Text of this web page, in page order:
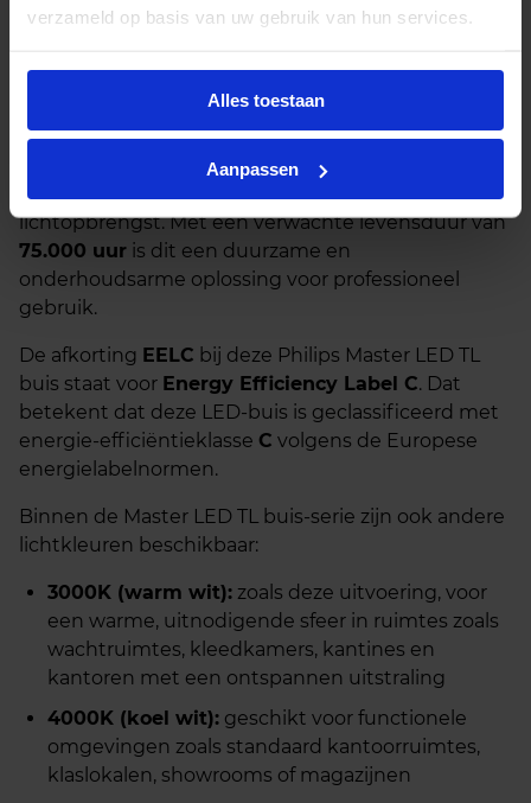
verzameld op basis van uw gebruik van hun services.
Alles toestaan
Aanpassen
aan op 220–240V.
De Master LED TL buis HO-serie is ontworpen voor
hoge prestaties en een lange levensduur. De brede
lichtbundel van 160° zorgt voor een gelijkmatige
lichtverdeling zonder flikkering of opwarmtijd. De
buis is niet dimbaar, wat bijdraagt aan een stabiele
lichtopbrengst. Met een verwachte levensduur van
75.000 uur is dit een duurzame en
onderhoudsarme oplossing voor professioneel
gebruik.
De afkorting EELC bij deze Philips Master LED TL
buis staat voor Energy Efficiency Label C. Dat
betekent dat deze LED-buis is geclassificeerd met
energie-efficiëntieklasse C volgens de Europese
energielabelnormen.
Binnen de Master LED TL buis-serie zijn ook andere
lichtkleuren beschikbaar:
3000K (warm wit): zoals deze uitvoering, voor
een warme, uitnodigende sfeer in ruimtes zoals
wachtruimtes, kleedkamers, kantines en
kantoren met een ontspannen uitstraling
4000K (koel wit): geschikt voor functionele
omgevingen zoals standaard kantoorruimtes,
klaslokalen, showrooms of magazijnen